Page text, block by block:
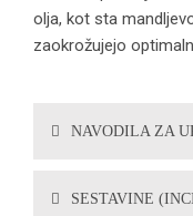
olja, kot sta
zaokrožujejo
NAVODILA ZA
SESTAVINE